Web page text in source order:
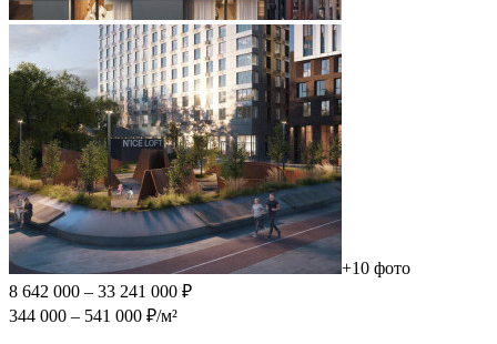
+10 фото
8 642 000 – 33 241 000 ₽
344 000 – 541 000 ₽/м²